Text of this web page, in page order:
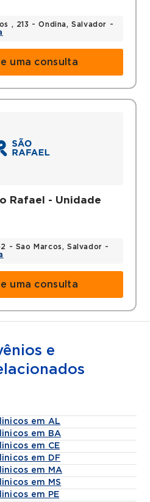
, 213 - Ondina, Salvador -
uma consulta
Rafael - Unidade
- Sao Marcos, Salvador -
uma consulta
e
em AL
em BA
em CE
em DF
em MA
em MS
em PE